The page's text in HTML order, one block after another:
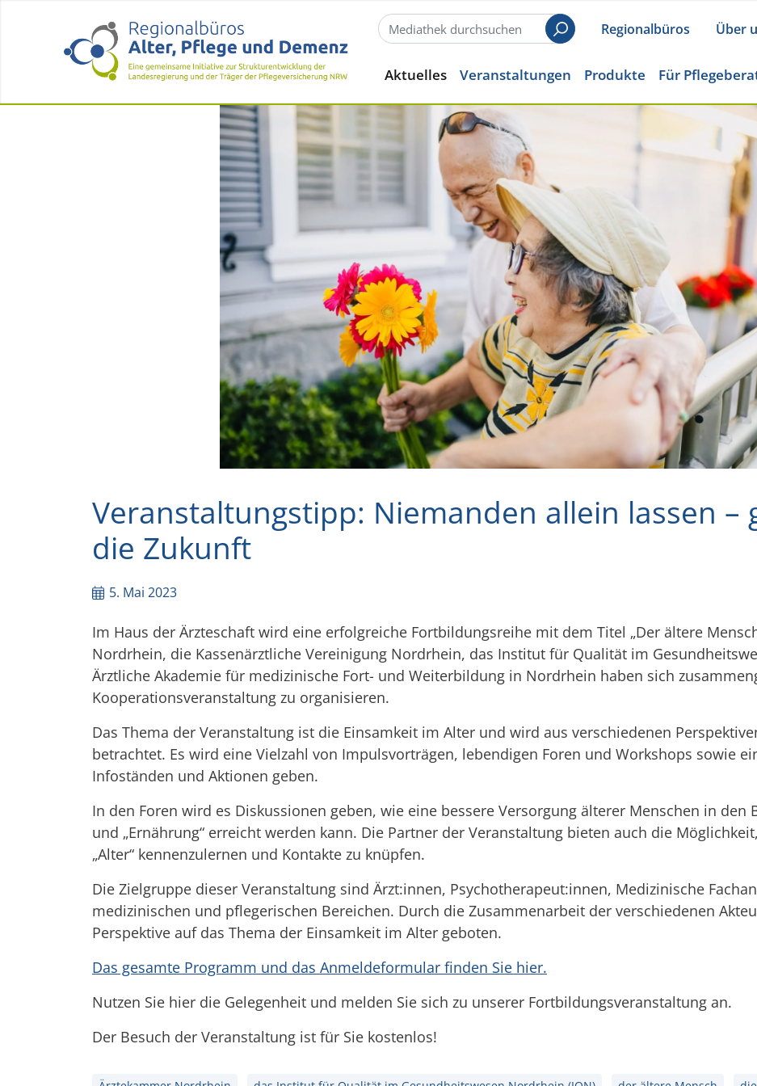
SuchenRegionalbüros Über
Aktuelles Veranstaltungen Produkte Für
Veranstaltungstipp: Niemanden allein lassen –
die Zukunft
5. Mai 2023
Im Haus der Ärzteschaft wird eine erfolgreiche Fortbildungsreihe mit dem Titel „Der ältere
Nordrhein, die Kassenärztliche Vereinigung Nordrhein, das Institut für Qualität im
Ärztliche Akademie für medizinische Fort- und Weiterbildung in Nordrhein haben sich
Kooperationsveranstaltung zu organisieren.
Das Thema der Veranstaltung ist die Einsamkeit im Alter und wird aus verschiedenen
betrachtet. Es wird eine Vielzahl von Impulsvorträgen, lebendigen Foren und Workshops sowie
Infoständen und Aktionen geben.
In den Foren wird es Diskussionen geben, wie eine bessere Versorgung älterer Menschen in den
und „Ernährung“ erreicht werden kann. Die Partner der Veranstaltung bieten auch die
„Alter“ kennenzulernen und Kontakte zu knüpfen.
Die Zielgruppe dieser Veranstaltung sind Ärzt:innen, Psychotherapeut:innen, Medizinische
medizinischen und pflegerischen Bereichen. Durch die Zusammenarbeit der verschiedenen
Perspektive auf das Thema der Einsamkeit im Alter geboten.
Das gesamte Programm und das Anmeldeformular finden Sie hier.
Nutzen Sie hier die Gelegenheit und melden Sie sich zu unserer Fortbildungsveranstaltung an.
​​​​​​​Der Besuch der Veranstaltung ist für Sie kostenlos!